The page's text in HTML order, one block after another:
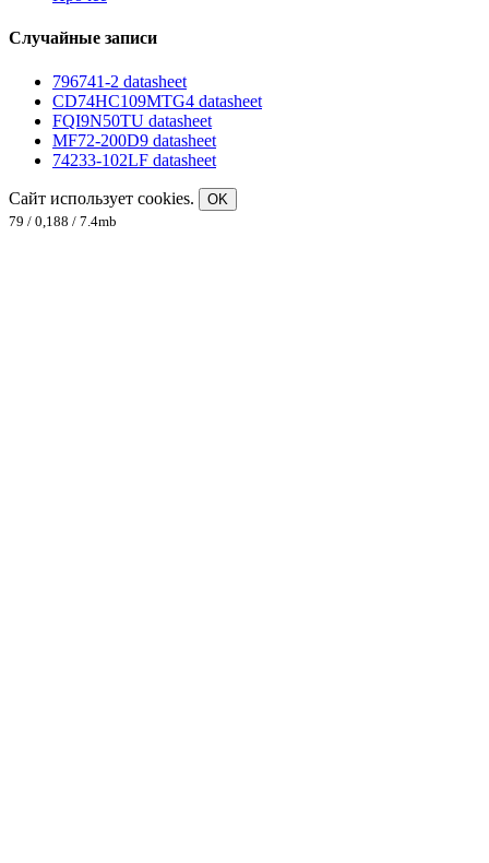
Случайные записи
796741-2 datasheet
CD74HC109MTG4 datasheet
FQI9N50TU datasheet
MF72-200D9 datasheet
74233-102LF datasheet
Сайт использует cookies.
OK
79 / 0,188 / 7.4mb